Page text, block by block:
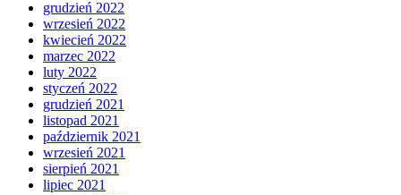
grudzień 2022
wrzesień 2022
kwiecień 2022
marzec 2022
luty 2022
styczeń 2022
grudzień 2021
listopad 2021
październik 2021
wrzesień 2021
sierpień 2021
lipiec 2021